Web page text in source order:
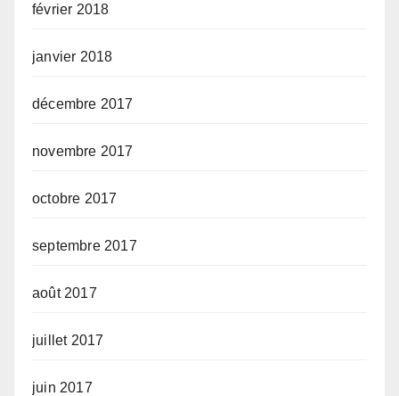
février 2018
janvier 2018
décembre 2017
novembre 2017
octobre 2017
septembre 2017
août 2017
juillet 2017
juin 2017